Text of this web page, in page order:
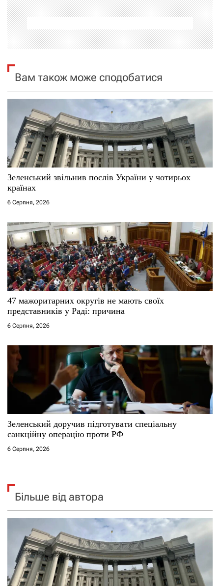
ц
і
я
з
а
с
і
в
Вам також може сподобатися
Зеленський звільнив послів України у чотирьох
країнах
6 Серпня, 2026
47 мажоритарних округів не мають своїх
представників у Раді: причина
6 Серпня, 2026
Зеленський доручив підготувати спеціальну
санкційну операцію проти РФ
6 Серпня, 2026
Більше від автора